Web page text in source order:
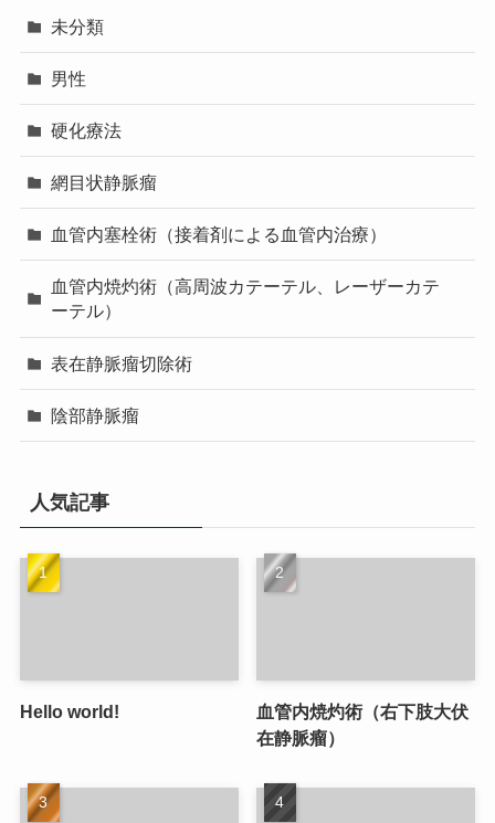
未分類
男性
硬化療法
網目状静脈瘤
血管内塞栓術（接着剤による血管内治療）
血管内焼灼術（高周波カテーテル、レーザーカテ
ーテル）
表在静脈瘤切除術
陰部静脈瘤
人気記事
Hello world!
血管内焼灼術（右下肢大伏
在静脈瘤）